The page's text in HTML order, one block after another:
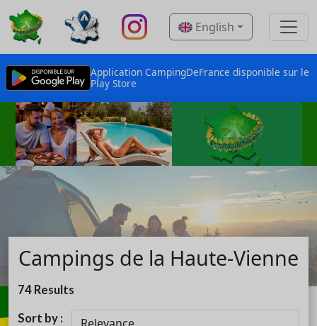
English
Application CampingDeFrance disponible sur le
Play Store
Campings de la Haute-Vienne
74Results
Sort by :